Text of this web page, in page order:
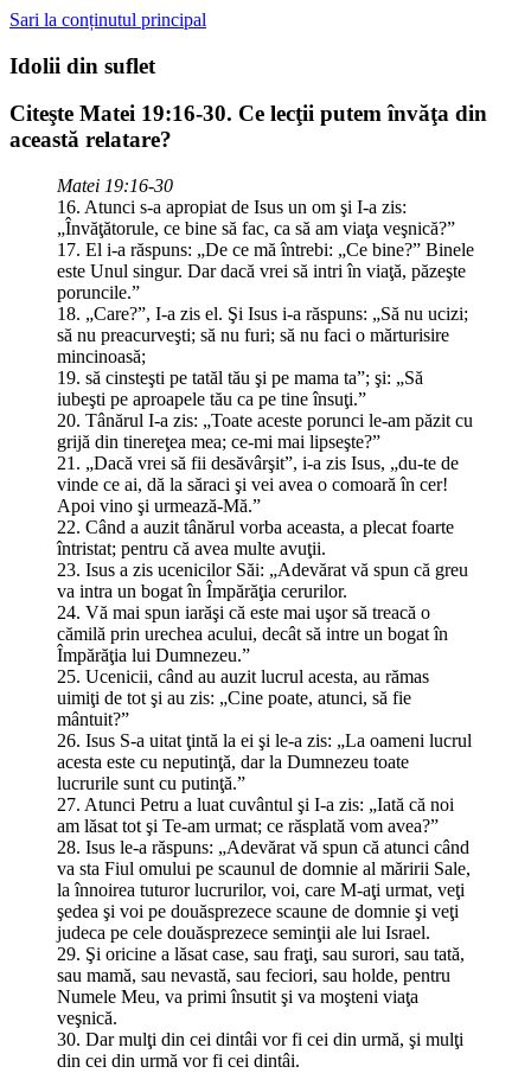
Sari la conținutul principal
Idolii din suflet
Citeşte Matei 19:16-30. Ce lecţii putem învăţa din
această relatare?
Matei 19:16-30
16. Atunci s-a apropiat de Isus un om şi I-a zis:
„Învăţătorule, ce bine să fac, ca să am viaţa veşnică?”
17. El i-a răspuns: „De ce mă întrebi: „Ce bine?” Binele
este Unul singur. Dar dacă vrei să intri în viaţă, păzeşte
poruncile.”
18. „Care?”, I-a zis el. Şi Isus i-a răspuns: „Să nu ucizi;
să nu preacurveşti; să nu furi; să nu faci o mărturisire
mincinoasă;
19. să cinsteşti pe tatăl tău şi pe mama ta”; şi: „Să
iubeşti pe aproapele tău ca pe tine însuţi.”
20. Tânărul I-a zis: „Toate aceste porunci le-am păzit cu
grijă din tinereţea mea; ce-mi mai lipseşte?”
21. „Dacă vrei să fii desăvârşit”, i-a zis Isus, „du-te de
vinde ce ai, dă la săraci şi vei avea o comoară în cer!
Apoi vino şi urmează-Mă.”
22. Când a auzit tânărul vorba aceasta, a plecat foarte
întristat; pentru că avea multe avuţii.
23. Isus a zis ucenicilor Săi: „Adevărat vă spun că greu
va intra un bogat în Împărăţia cerurilor.
24. Vă mai spun iarăşi că este mai uşor să treacă o
cămilă prin urechea acului, decât să intre un bogat în
Împărăţia lui Dumnezeu.”
25. Ucenicii, când au auzit lucrul acesta, au rămas
uimiţi de tot şi au zis: „Cine poate, atunci, să fie
mântuit?”
26. Isus S-a uitat ţintă la ei şi le-a zis: „La oameni lucrul
acesta este cu neputinţă, dar la Dumnezeu toate
lucrurile sunt cu putinţă.”
27. Atunci Petru a luat cuvântul şi I-a zis: „Iată că noi
am lăsat tot şi Te-am urmat; ce răsplată vom avea?”
28. Isus le-a răspuns: „Adevărat vă spun că atunci când
va sta Fiul omului pe scaunul de domnie al măririi Sale,
la înnoirea tuturor lucrurilor, voi, care M-aţi urmat, veţi
şedea şi voi pe douăsprezece scaune de domnie şi veţi
judeca pe cele douăsprezece seminţii ale lui Israel.
29. Şi oricine a lăsat case, sau fraţi, sau surori, sau tată,
sau mamă, sau nevastă, sau feciori, sau holde, pentru
Numele Meu, va primi însutit şi va moşteni viaţa
veşnică.
30. Dar mulţi din cei dintâi vor fi cei din urmă, şi mulţi
din cei din urmă vor fi cei dintâi.